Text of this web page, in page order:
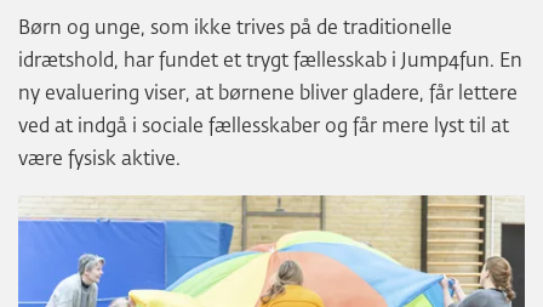
Børn og unge, som ikke trives på de traditionelle
idrætshold, har fundet et trygt fællesskab i Jump4fun. En
ny evaluering viser, at børnene bliver gladere, får lettere
ved at indgå i sociale fællesskaber og får mere lyst til at
være fysisk aktive.